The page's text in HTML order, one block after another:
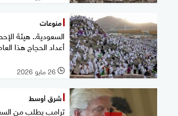
منوعات
السعودية.. هيئة
أعداد الحجاج هذا
l 26 مايو 2026
شرق أوسط
ترامب يطلب من